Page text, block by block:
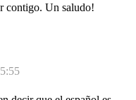
contigo. Un saludo!